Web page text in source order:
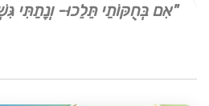
"אִם בְּחֻקּוֹתַי תֵּלֵכוּ- וְנָתַתִּי